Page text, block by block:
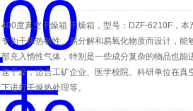
400度真空干燥箱 干燥箱，型号：DZF-6210F，本
专为干燥热敏性、易分解和易氧化物质而设计，能
部充入惰性气体，特别是一些成分复杂的物品也能
速干燥，适合工矿企业、医学校院、科研单位在真
下进行干燥热处理等。